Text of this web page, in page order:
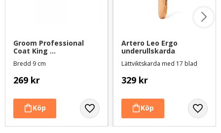
Groom Professional
Coat King
bred, 20 blad
Bredd 9 cm
269 kr
Artero Leo Ergo
underullskarda
Lättviktskarda med 17 blad
329 kr